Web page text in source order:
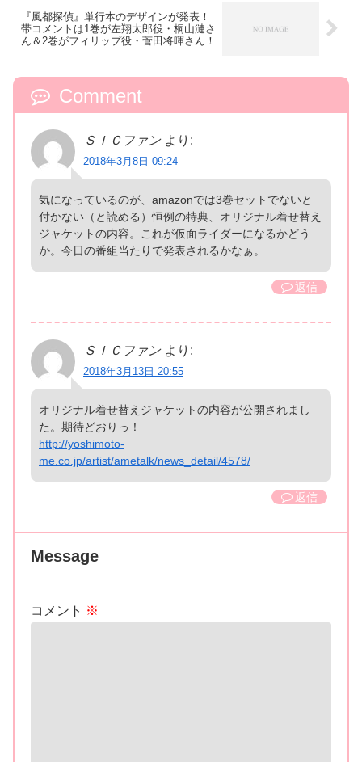
『風都探偵』単行本のデザインが発表！
帯コメントは1巻が左翔太郎役・桐山漣さ
ん＆2巻がフィリップ役・菅田将暉さん！
Comment
ＳＩＣファン より:
2018年3月8日 09:24
気になっているのが、amazonでは3巻セットでないと
付かない（と読める）恒例の特典、オリジナル着せ替え
ジャケットの内容。これが仮面ライダーになるかどう
か。今日の番組当たりで発表されるかなぁ。
返信
ＳＩＣファン より:
2018年3月13日 20:55
オリジナル着せ替えジャケットの内容が公開されまし
た。期待どおりっ！
http://yoshimoto-
me.co.jp/artist/ametalk/news_detail/4578/
返信
Message
コメント ※